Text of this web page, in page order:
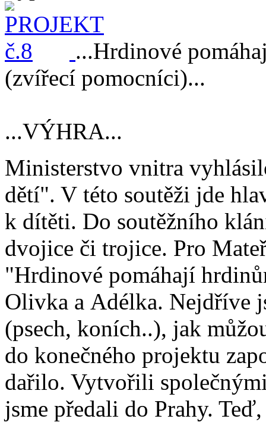
...Hrdinové
(zvířecí pomocníci)...
...VÝHRA...
Ministerstvo vnitra
dětí". V této soutěži jde
k dítěti. Do soutěžního
dvojice či trojice. Pro
"Hrdinové pomáhají
Olivka a Adélka. Nejdříve
(psech, koních..), jak
do konečného projektu
dařilo. Vytvořili
jsme předali do Prahy.